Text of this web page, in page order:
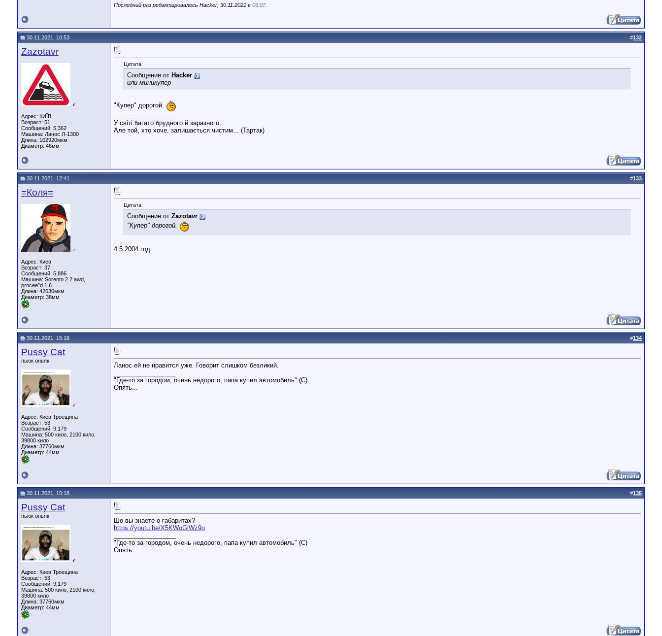
Последний раз редактировалось Hacker; 30.11.2021 в 06:07.
30.11.2021, 10:53 #132
Zazotavr
♂
Адрес: КИЇВ
Возраст: 51
Сообщений: 5,362
Машина: Ланос Л-1300
Длина: 102920мкм
Диаметр: 46мм
Цитата:
Сообщение от Hacker
или миникупер
"Купер" дорогой.
У світі багато брудного й заразного,
Але той, хто хоче, залишається чистим... (Тартак)
30.11.2021, 12:41 #133
=Коля=
♂
Адрес: Киев
Возраст: 37
Сообщений: 5,886
Машина: Sorento 2.2 awd,
procee”d 1.6
Длина: 42630мкм
Диаметр: 38мм
Цитата:
Сообщение от Zazotavr
"Купер" дорогой.
4.5 2004 год
30.11.2021, 15:16 #134
Pussy Cat
пьюк оньяк
♂
Адрес: Киев Троещина
Возраст: 53
Сообщений: 9,179
Машина: 500 кило, 2100 кило,
39800 кило
Длина: 37760мкм
Диаметр: 44мм
Ланос ей не нравится уже. Говорит слишком безликий.
"Где-то за городом, очень недорого, папа купил автомобиль" (С)
Опять...
30.11.2021, 15:18 #135
Pussy Cat
пьюк оньяк
♂
Адрес: Киев Троещина
Возраст: 53
Сообщений: 9,179
Машина: 500 кило, 2100 кило,
39800 кило
Длина: 37760мкм
Диаметр: 44мм
Шо вы знаете о габаритах?
https://youtu.be/X5KWoGlWz9o
"Где-то за городом, очень недорого, папа купил автомобиль" (С)
Опять...